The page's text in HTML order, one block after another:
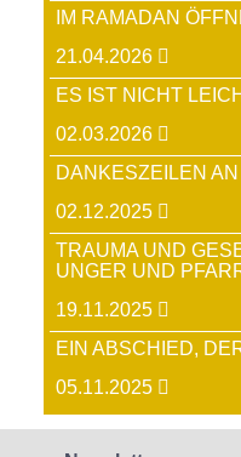
IM RAMADAN
21.04.2026
ES IST NICHT
02.03.2026
DANKESZEILEN
02.12.2025
TRAUMA UND
UNGER UND
19.11.2025
EIN ABSCHIED,
05.11.2025